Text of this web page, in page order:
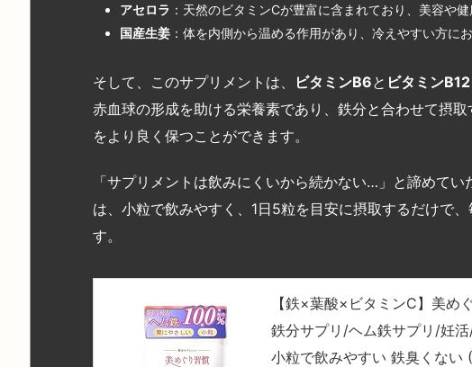
アセロラ ：天然のビタミンCが豊富に含まれており、美容や健
国産生姜 ：体を内側から温める作用があり、冷えやすい方にお
そして、このサプリメントは、 ビタミンB6と ビタミンB12
赤血球の形成を助ける栄養素であり、鉄分と合わせて摂
をより良く保つことができます。
「サプリメントは飲みにくいから続かない…」と諦めて
は、小粒で飲みやすく、1日5粒を目安に摂取するだけで
す。
【鉄×葉酸×ビタミンC】美
鉄分サプリ/ヘム鉄サプリ/妊
小粒で飲みやすい 鉄臭くない